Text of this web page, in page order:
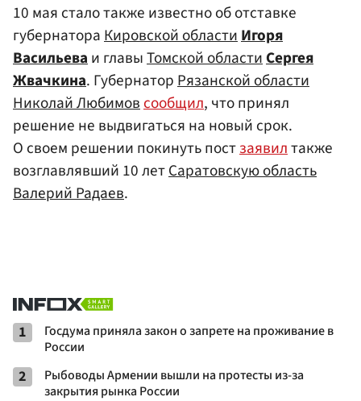
10 мая стало также известно об отставке
губернатораКировской областиИгоря
Васильеваи главыТомской областиСергея
Жвачкина. ГубернаторРязанской области
Николай Любимовсообщил, что принял
решение не выдвигаться на новый срок.
О своем решении покинуть постзаявилтакже
возглавлявший 10 летСаратовскую область
Валерий Радаев.
1
Госдума приняла закон о запрете на проживание в
России
2
Рыбоводы Армении вышли на протесты из-за
закрытия рынка России